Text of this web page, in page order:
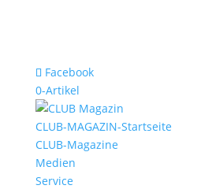
Facebook
0-Artikel
CLUB-MAGAZIN-Startseite
CLUB-Magazine
Medien
Service